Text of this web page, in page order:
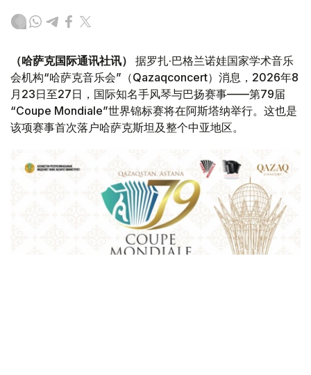
（哈萨克国际通讯社讯）
据罗扎·巴格兰诺娃国家学术音乐
会机构“哈萨克音乐会”（Qazaqconcert）消息，2026年8
月23日至27日，国际知名手风琴与巴扬赛事——第79届
“Coupe Mondiale”世界锦标赛将在阿斯塔纳举行。这也是
该项赛事首次落户哈萨克斯坦及整个中亚地区。